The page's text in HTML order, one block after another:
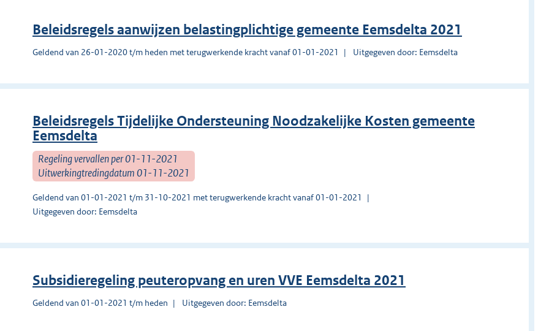
Beleidsregels aanwijzen belastingplichtige gemeente Eemsdelta 2021
Geldend van 26-01-2020 t/m heden met terugwerkende kracht vanaf 01-01-2021 Uitgegeven door: Eemsdelta
Beleidsregels Tijdelijke Ondersteuning Noodzakelijke Kosten gemeente
Eemsdelta
Regeling vervallen per 01-11-2021
Uitwerkingtredingdatum 01-11-2021
Geldend van 01-01-2021 t/m 31-10-2021 met terugwerkende kracht vanaf 01-01-2021
Uitgegeven door: Eemsdelta
Subsidieregeling peuteropvang en uren VVE Eemsdelta 2021
Geldend van 01-01-2021 t/m heden Uitgegeven door: Eemsdelta